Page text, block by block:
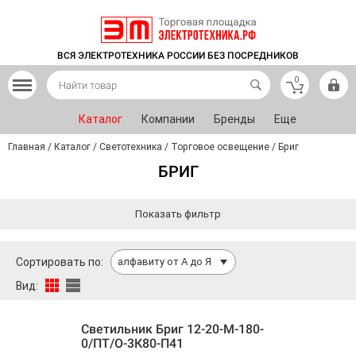
ВСЯ ЭЛЕКТРОТЕХНИКА РОССИИ БЕЗ ПОСРЕДНИКОВ
0
Каталог Компании Бренды Еще
Главная / Каталог / Светотехника / Торговое освещение / Бриг
БРИГ
Показать фильтр
Сортировать по: алфавиту от А до Я
Вид:
Светильник Бриг 12-20-М-180-
0/ПТ/О-3К80-П41